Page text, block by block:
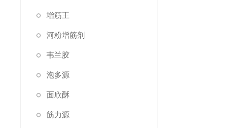
增筋王
河粉增筋剂
韦兰胶
泡多源
面欣酥
筋力源